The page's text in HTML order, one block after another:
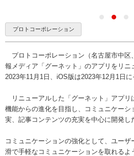
プロトコーポレーション
プロトコーポレーション（名古屋市中区
報メディア「グーネット」のアプリをリニ
2023年11月1日、iOS版は2023年12月1日に
リニューアルした「グーネット」アプリ
機能からの進化を目指し、コミュニケーシ
実、記事コンテンツの充実を中心に開発し
コミュニケーションの強化として、ユーザ
滑で手軽なコミュニケーションを取れるよ